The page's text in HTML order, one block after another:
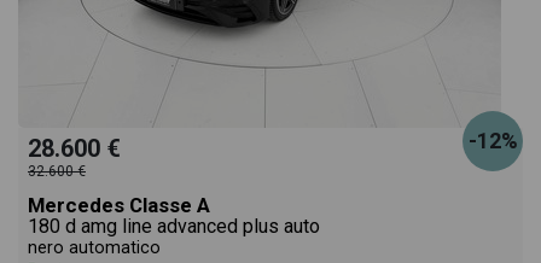
-12%
28.600 €
32.600 €
Mercedes Classe A
180 d amg line advanced plus auto
nero automatico